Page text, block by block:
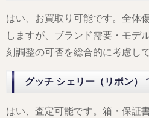
はい、お買取り可能です。全体
しますが、ブランド需要・モデ
刻調整の可否を総合的に考慮し
グッチ シェリー（リボン）
はい、査定可能です。箱・保証